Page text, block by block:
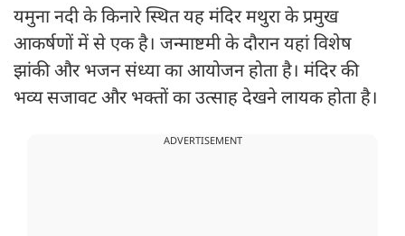
यमुना नदी के किनारे स्थित यह मंदिर मथुरा के प्रमुख
आकर्षणों में से एक है। जन्माष्टमी के दौरान यहां विशेष
झांकी और भजन संध्या का आयोजन होता है। मंदिर की
भव्य सजावट और भक्तों का उत्साह देखने लायक होता है।
ADVERTISEMENT